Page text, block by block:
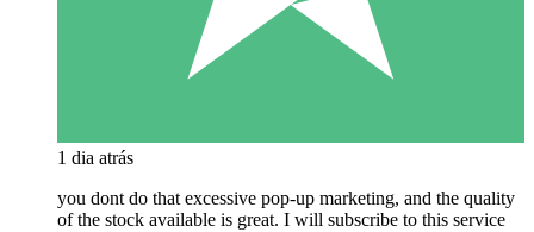
1 dia atrás
you dont do that excessive pop-up marketing, and the quality
of the stock available is great. I will subscribe to this service